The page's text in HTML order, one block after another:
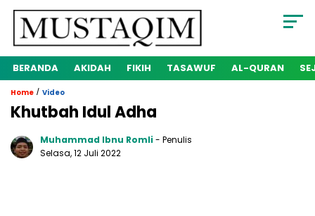
BERANDA AKIDAH FIKIH TASAWUF AL-QURAN
Home / Video
Khutbah Idul Adha
Muhammad Ibnu Romli- Penulis
Selasa, 12 Juli 2022